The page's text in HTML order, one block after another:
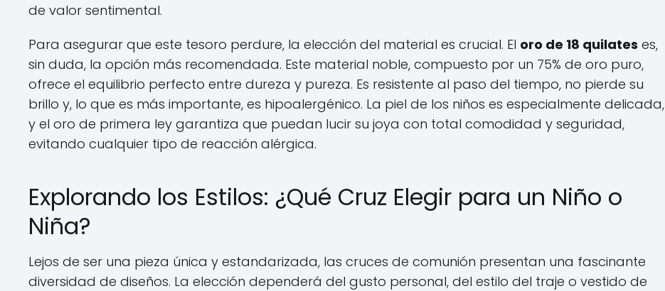
de valor sentimental.
Para asegurar que este tesoro perdure, la elección del material es crucial. El oro de 18 quilates es,
sin duda, la opción más recomendada. Este material noble, compuesto por un 75% de oro puro,
ofrece el equilibrio perfecto entre dureza y pureza. Es resistente al paso del tiempo, no pierde su
brillo y, lo que es más importante, es hipoalergénico. La piel de los niños es especialmente delicada,
y el oro de primera ley garantiza que puedan lucir su joya con total comodidad y seguridad,
evitando cualquier tipo de reacción alérgica.
Explorando los Estilos: ¿Qué Cruz Elegir para un Niño o
Niña?
Lejos de ser una pieza única y estandarizada, las cruces de comunión presentan una fascinante
diversidad de diseños. La elección dependerá del gusto personal, del estilo del traje o vestido de